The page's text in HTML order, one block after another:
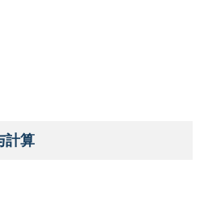
計算